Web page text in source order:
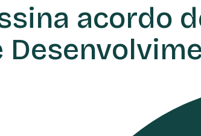
acordo